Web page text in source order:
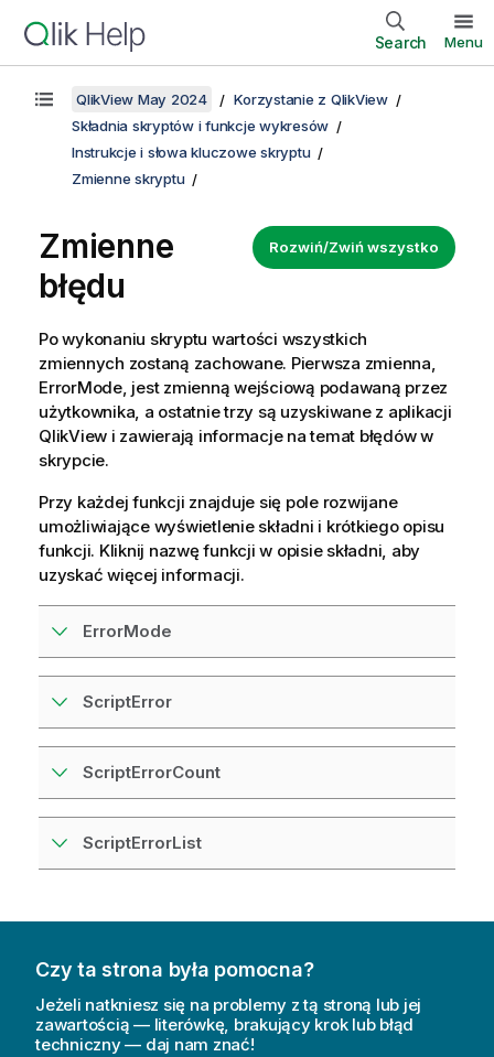
Search Menu
QlikView May 2024
Korzystanie z QlikView
Składnia skryptów i funkcje wykresów
Instrukcje i słowa kluczowe skryptu
Zmienne skryptu
Rozwiń/Zwiń wszystko
Zmienne
błędu
Po wykonaniu skryptu wartości wszystkich
zmiennych zostaną zachowane. Pierwsza zmienna,
ErrorMode, jest zmienną wejściową podawaną przez
użytkownika, a ostatnie trzy są uzyskiwane z aplikacji
QlikView i zawierają informacje na temat błędów w
skrypcie.
Przy każdej funkcji znajduje się pole rozwijane
umożliwiające wyświetlenie składni i krótkiego opisu
funkcji. Kliknij nazwę funkcji w opisie składni, aby
uzyskać więcej informacji.
ErrorMode
ScriptError
ScriptErrorCount
ScriptErrorList
Czy ta strona była pomocna?
Jeżeli natkniesz się na problemy z tą stroną lub jej
zawartością — literówkę, brakujący krok lub błąd
techniczny — daj nam znać!